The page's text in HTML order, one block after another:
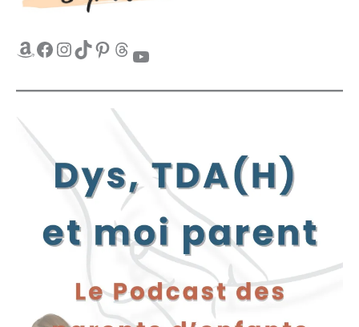
Amazon Facebook InstagramTikTok Pinterest Threads YouTube